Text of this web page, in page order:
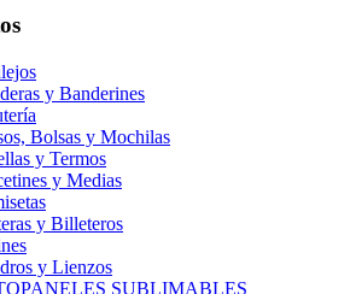
y Banderines
Bolsas y Mochilas
y Termos
y Medias
y Billeteros
y Lienzos
SUBLIMABLES